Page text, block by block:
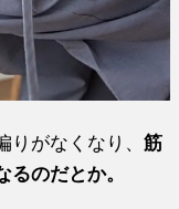
りがなくなり、筋
のだとか。